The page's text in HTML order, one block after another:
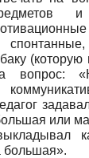
(которую
вопрос:
или
большая».